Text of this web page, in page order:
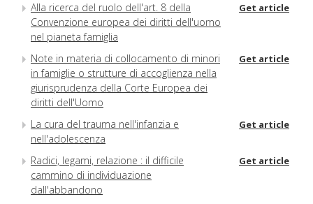
Alla ricerca del ruolo dell'art. 8 della
Convenzione europea dei diritti dell'uomo
nel pianeta famiglia
Get article
Note in materia di collocamento di minori
in famiglie o strutture di accoglienza nella
giurisprudenza della Corte Europea dei
diritti dell'Uomo
Get article
La cura del trauma nell'infanzia e
nell'adolescenza
Get article
Radici, legami, relazione : il difficile
cammino di individuazione
dall'abbandono
Get article